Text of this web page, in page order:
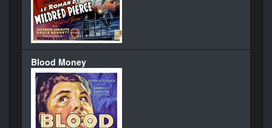
Blood Money